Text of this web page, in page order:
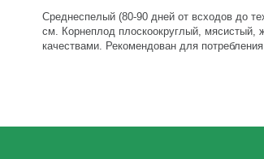
Среднеспелый (80-90 дней от всходов до
см. Корнеплод плоскоокруглый, мясистый,
качествами. Рекомендован для